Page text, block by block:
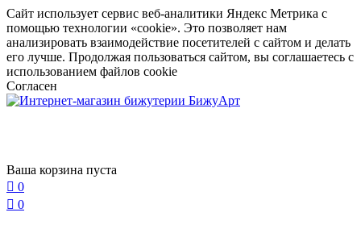
Сайт использует сервис веб-аналитики Яндекс Метрика с
помощью технологии «cookie». Это позволяет нам
анализировать взаимодействие посетителей с сайтом и делать
его лучше. Продолжая пользоваться сайтом, вы соглашаетесь с
использованием файлов cookie
Согласен
Ваша корзина пуста
 0
 0